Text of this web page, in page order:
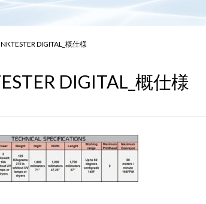
DIGITAL_概仕様
DIGITAL_概仕様